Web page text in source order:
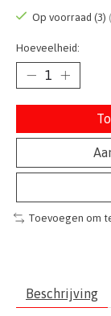
Op voorraad (3)
Hoeveelheid:
Toevoegen om
Beschrijving